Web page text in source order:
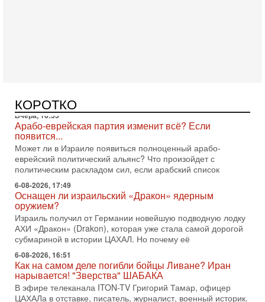
КОРОТКО
политическим раскладом сил, если арабский список
6-08-2026, 17:49
Оснащен ли израильский «Дракон» ядерным
оружием?
Израиль получил от Германии новейшую подводную лодку
АХИ «Дракон» (Drakon), которая уже стала самой дорогой
субмариной в истории ЦАХАЛ. Но почему её
6-08-2026, 16:51
Как на самом деле погибли бойцы Ливане? Иран
нарывается! "Зверства" ШАБАКА
В эфире телеканала ITON-TV Григорий Тамар, офицер
ЦАХАЛа в отставке, писатель, журналист, военный историк.
Ведет программу Александр Гур-Арье.
6-08-2026, 08:20
«Дракон» усилил ВМС Израиля - НОВОСТИ
06/08/2026
Германия передала Израилю новейшую подводную лодку